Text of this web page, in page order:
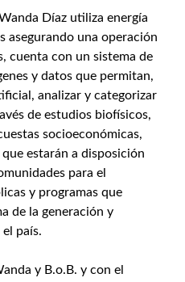
Díaz utiliza energía
asegurando una operación
cuenta con un sistema de
y datos que permitan,
analizar y categorizar
de estudios biofísicos,
socioeconómicas,
estarán a disposición
para el
y programas que
de la generación y
país.
y B.o.B. y con el